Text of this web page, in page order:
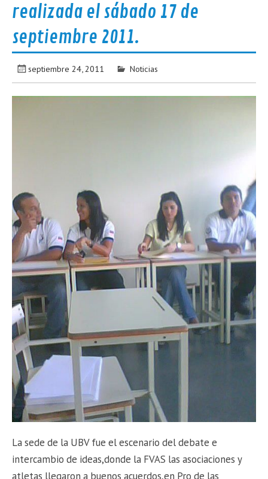
realizada el sábado 17 de
septiembre 2011.
septiembre 24, 2011 Noticias
La sede de la UBV fue el escenario del debate e
intercambio de ideas,donde la FVAS las asociaciones y
atletas llegaron a buenos acuerdos,en Pro de las